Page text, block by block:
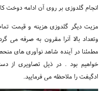
انجام گلدوزی بر روی آن ادامه دوخت
مزیت دیگر گلدوزی هزینه و قیمت
وتعداد بالا آنرا مقرون به صرفه می
مطمئنا در آینده شاهد نوآوری های
خواهیم بود . در ذیل تصاویری از
ادگیفت را ملاحظه می فرمایید.